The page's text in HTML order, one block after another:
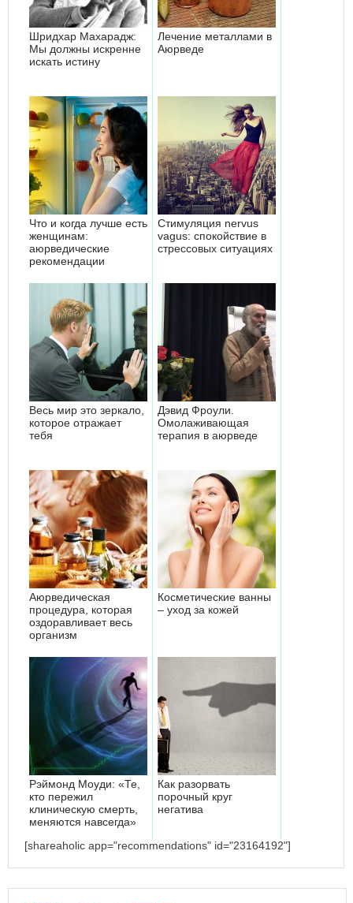
Шридхар Махарадж:
Мы должны искренне
искать истину
Лечение металлами в
Аюрведе
Что и когда лучше есть
женщинам:
аюрведические
рекомендации
Стимуляция nervus
vagus: спокойствие в
стрессовых ситуациях
Весь мир это зеркало,
которое отражает
тебя
Дэвид Фроули.
Омолаживающая
терапия в аюрведе
Аюрведическая
процедура, которая
оздоравливает весь
организм
Косметические ванны
– уход за кожей
Рэймонд Моуди: «Те,
кто пережил
клиническую смерть,
меняются навсегда»
Как разорвать
порочный круг
негатива
[shareaholic app="recommendations" id="23164192"]